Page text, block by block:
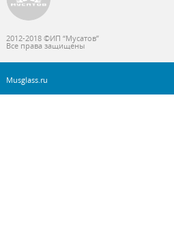
2012-2018 ©ИП “Мусатов”
Все права защищены
Musglass.ru